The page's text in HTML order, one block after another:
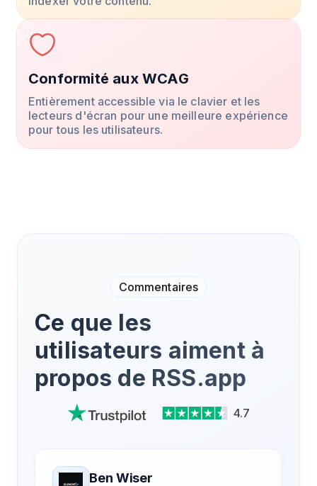
Conformité aux WCAG
Entièrement accessible via le clavier et les
lecteurs d'écran pour une meilleure expérience
pour tous les utilisateurs.
Commentaires
Ce que les
utilisateurs aiment à
propos de RSS.app
4.7
Ben Wiser